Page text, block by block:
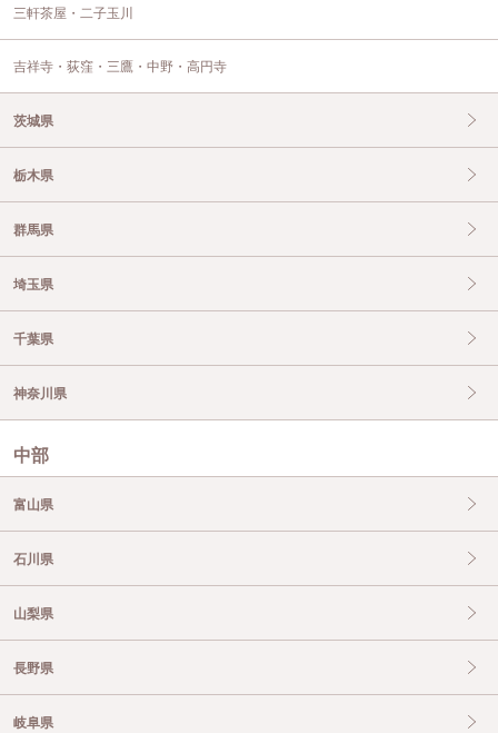
三軒茶屋・二子玉川
吉祥寺・荻窪・三鷹・中野・高円寺
茨城県
栃木県
群馬県
埼玉県
千葉県
神奈川県
中部
富山県
石川県
山梨県
長野県
岐阜県